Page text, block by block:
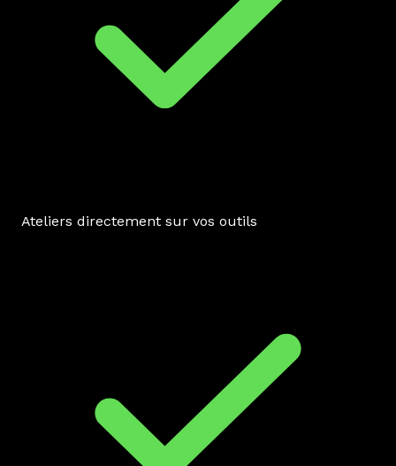
Ateliers directement sur vos outils